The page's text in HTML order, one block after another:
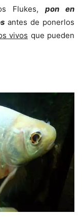
Flukes, pon en
antes de ponerlos
vivos que pueden